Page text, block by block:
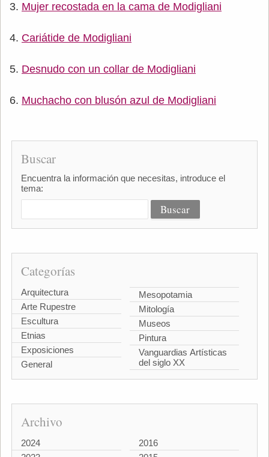
Mujer recostada en la cama de Modigliani
Cariátide de Modigliani
Desnudo con un collar de Modigliani
Muchacho con blusón azul de Modigliani
Buscar
Encuentra la información que necesitas, introduce el
tema:
Categorías
Arquitectura
Arte Rupestre
Escultura
Etnias
Exposiciones
General
Mesopotamia
Mitología
Museos
Pintura
Vanguardias Artísticas
del siglo XX
Archivo
2024
2016